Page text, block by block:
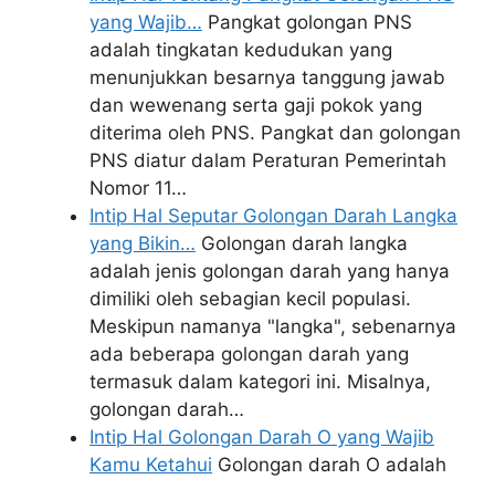
yang Wajib… Pangkat golongan PNS
adalah tingkatan kedudukan yang
menunjukkan besarnya tanggung jawab
dan wewenang serta gaji pokok yang
diterima oleh PNS. Pangkat dan golongan
PNS diatur dalam Peraturan Pemerintah
Nomor 11…
Intip Hal Seputar Golongan Darah Langka
yang Bikin… Golongan darah langka
adalah jenis golongan darah yang hanya
dimiliki oleh sebagian kecil populasi.
Meskipun namanya "langka", sebenarnya
ada beberapa golongan darah yang
termasuk dalam kategori ini. Misalnya,
golongan darah…
Intip Hal Golongan Darah O yang Wajib
Kamu Ketahui Golongan darah O adalah